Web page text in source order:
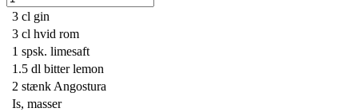
3 cl gin
3 cl hvid rom
1 spsk. limesaft
1.5 dl bitter lemon
2 stænk Angostura
Is, masser